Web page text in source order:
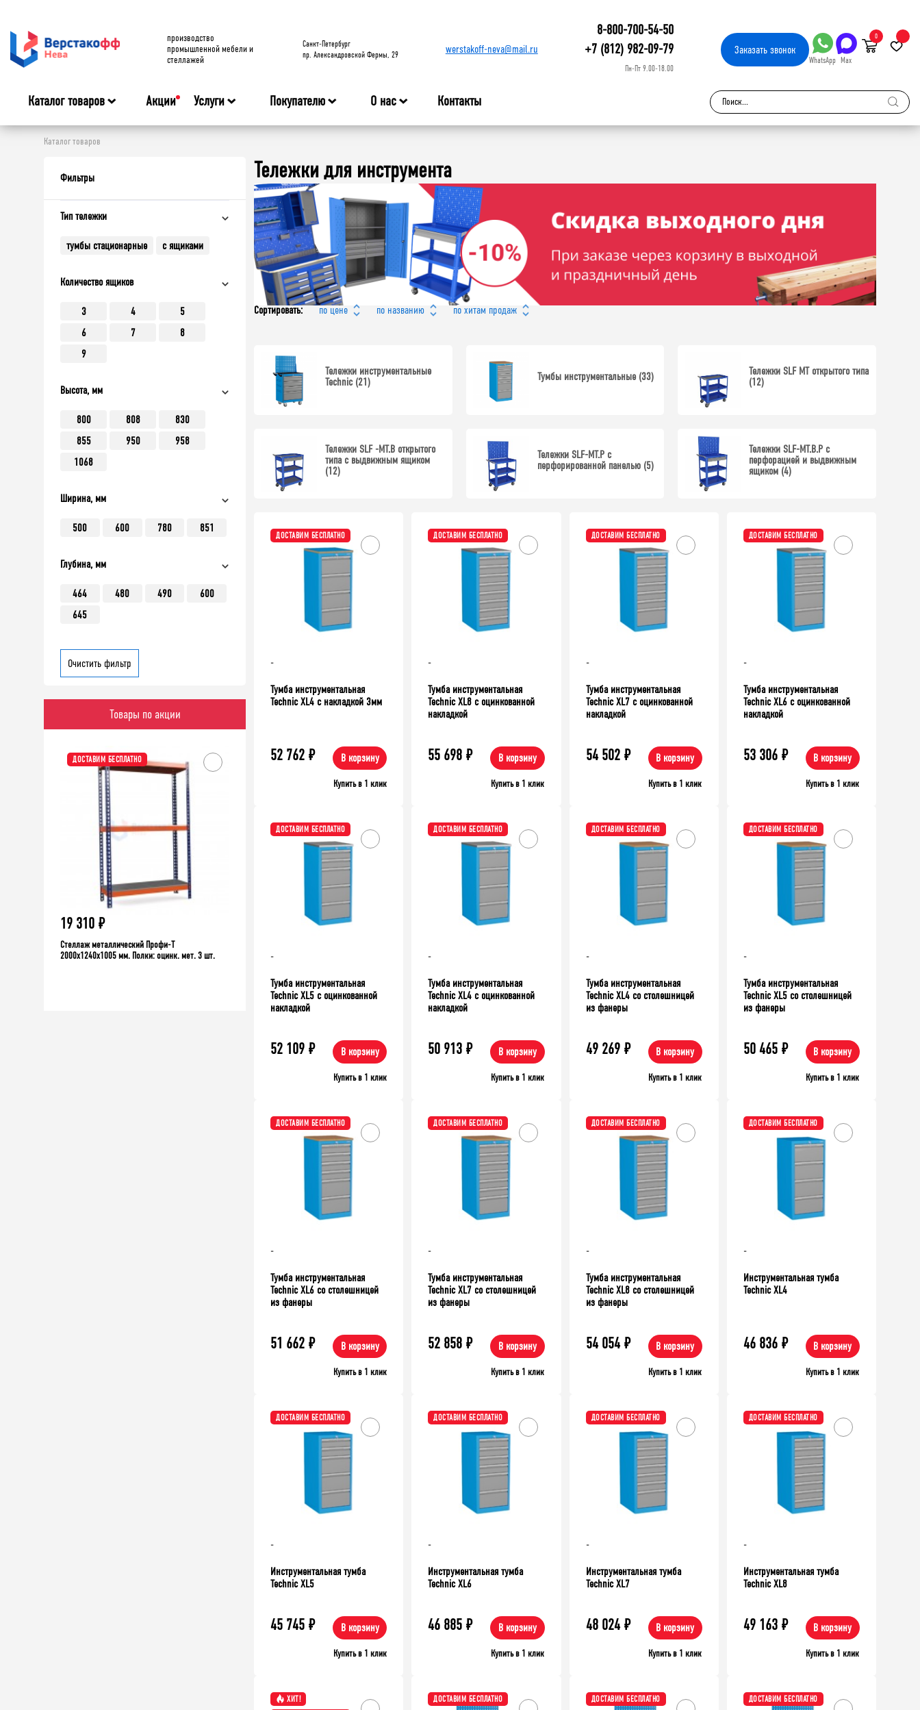
производство
промышленной мебели и
стеллажей
Cанкт-Петербург
пр. Александровской Фермы, 29
werstakoff-neva@mail.ru
8-800-700-54-50
+7 (812) 982-09-79
Пн-Пт 9.00-18.00
Заказатьзвонок
WhatsApp Max
0
Каталог товаров Акции Услуги Покупателю О нас Контакты
Каталог товаров
Фильтры
Тип тележки
тумбы стационарные с ящиками
Количество ящиков
3 4
5
6
7
8
9
Высота, мм
800 808
830
855
950
958
1068
Ширина, мм
500 600 780 851
Глубина, мм
464 480 490
600
645
Очистить фильтр
Товары по акции
ДОСТАВИМ БЕСПЛАТНО
12 230 ₽
Стеллаж Профи-Т для шин 2500x1240x455 мм
2000x1060x300 мм. Полки: метал. 4 шт.
ХИТ!
39 335 ₽
ДОСТАВИМ БЕСПЛАТНО
56 683
Тележки для инструмента
Сортировать: по цене по названию по хитам продаж
Тележки инструментальные
Technic (21)
Тумбы инструментальные (33)
Тележки SLF MT открытого типа
(12)
Тележки SLF -MT.В открытого
типа с выдвижным ящиком
(12)
Тележки SLF-MT.Р с
перфорированной панелью (5)
Тележки SLF-MT.В.Р с
перфорацией и выдвижным
ящиком (4)
ДОСТАВИМ БЕСПЛАТНО
-
Тумба инструментальная
Technic XL4 с накладкой 3мм
52 762 ₽ В корзину
Купить в 1 клик
ДОСТАВИМ БЕСПЛАТНО
-
Тумба инструментальная
Technic XL8 с оцинкованной
накладкой
55 698 ₽ В корзину
Купить в 1 клик
ДОСТАВИМ БЕСПЛАТНО
-
Тумба инструментальная
Technic XL7 с оцинкованной
накладкой
54 502 ₽ В корзину
Купить в 1 клик
ДОСТАВИМ БЕСПЛАТНО
-
Тумба инструментальная
Technic XL6 с оцинкованной
накладкой
53 306 ₽ В корзину
Купить в 1 клик
ДОСТАВИМ БЕСПЛАТНО
-
Тумба инструментальная
Technic XL5 с оцинкованной
накладкой
52 109 ₽ В корзину
Купить в 1 клик
ДОСТАВИМ БЕСПЛАТНО
-
Тумба инструментальная
Technic XL4 с оцинкованной
накладкой
50 913 ₽ В корзину
Купить в 1 клик
ДОСТАВИМ БЕСПЛАТНО
-
Тумба инструментальная
Technic XL4 со столешницей
из фанеры
49 269 ₽ В корзину
Купить в 1 клик
ДОСТАВИМ БЕСПЛАТНО
-
Тумба инструментальная
Technic XL5 со столешницей
из фанеры
50 465 ₽ В корзину
Купить в 1 клик
ДОСТАВИМ БЕСПЛАТНО
-
Тумба инструментальная
Technic XL6 со столешницей
из фанеры
51 662 ₽ В корзину
Купить в 1 клик
ДОСТАВИМ БЕСПЛАТНО
-
Тумба инструментальная
Technic XL7 со столешницей
из фанеры
52 858 ₽ В корзину
Купить в 1 клик
ДОСТАВИМ БЕСПЛАТНО
-
Тумба инструментальная
Technic XL8 со столешницей
из фанеры
54 054 ₽ В корзину
Купить в 1 клик
ДОСТАВИМ БЕСПЛАТНО
-
Инструментальная тумба
Technic XL4
46 836 ₽ В корзину
Купить в 1 клик
ДОСТАВИМ БЕСПЛАТНО
-
Инструментальная тумба
Technic XL5
45 745 ₽ В корзину
Купить в 1 клик
ДОСТАВИМ БЕСПЛАТНО
-
Инструментальная тумба
Technic XL6
46 885 ₽ В корзину
Купить в 1 клик
ДОСТАВИМ БЕСПЛАТНО
-
Инструментальная тумба
Technic XL7
48 024 ₽ В корзину
Купить в 1 клик
ДОСТАВИМ БЕСПЛАТНО
-
Инструментальная тумба
Technic XL8
49 163 ₽ В корзину
Купить в 1 клик
ХИТ!
ДОСТАВИМ БЕСПЛАТНО ДОСТАВИМ БЕСПЛАТНО ДОСТАВИМ БЕСПЛАТНО